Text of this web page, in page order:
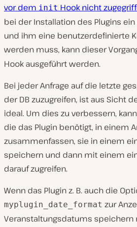
vor dem init Hook nicht
bei der Installation des Plugins ein
und ihm eine benutzerdefinierte
werden muss, kann dieser
Hook ausgeführt werden.
Bei jeder Anfrage auf die letzte
der DB zuzugreifen, ist aus Sicht
ideal. Um dies zu verbessern,
die das Plugin benötigt, in einem
zusammenfassen, sie in einem
speichern und dann mit einem
darauf zugreifen.
Wenn das Plugin z. B. auch die
myplugin_date_format zur
Veranstaltungsdatums speichern